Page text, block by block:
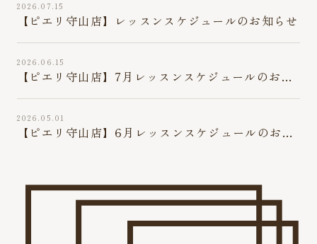
2026.07.15
【ピエリ守山店】レッスンスケジュールのお知らせ
2026.06.15
【ピエリ守山店】7月レッスンスケジュールのお知
2026.05.01
【ピエリ守山店】6月レッスンスケジュールのお知